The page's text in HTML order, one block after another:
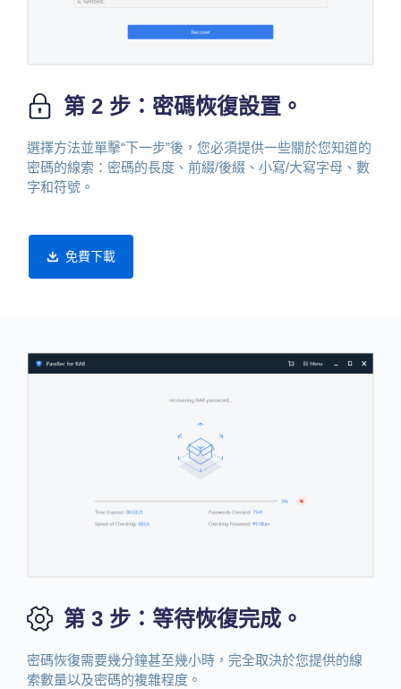
第 2 步：密碼恢復設置。
選擇方法並單擊“下一步”後，您必須提供一些關於您知道的
密碼的線索：密碼的長度、前綴/後綴、小寫/大寫字母、數
字和符號。
免費下載
第 3 步：等待恢復完成。
密碼恢復需要幾分鐘甚至幾小時，完全取決於您提供的線
索數量以及密碼的複雜程度。